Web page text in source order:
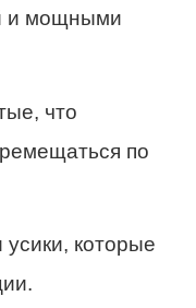
и мощными
что
по
которые